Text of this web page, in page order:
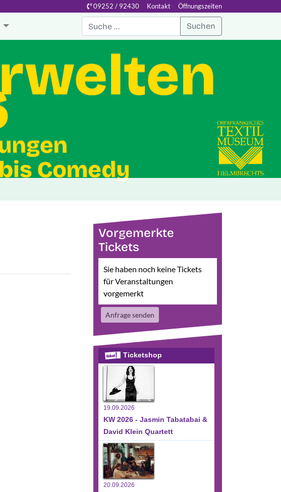
09252 / 92430 Kontakt Öffnungszeiten
Suchen
Vorgemerkte
Tickets
Sie haben noch keine Tickets
für Veranstaltungen
vorgemerkt
Anfrage senden
Ticketshop
19.09.2026
KW 2026 - Jasmin Tabatabai &
David Klein Quartett
20.09.2026